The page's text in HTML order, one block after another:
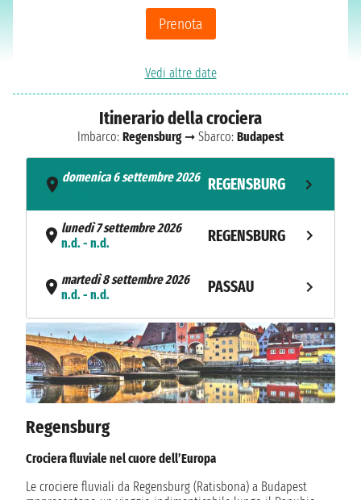
Prenota
Vedi altre date
Itinerario della crociera
Imbarco: Regensburg➞ Sbarco: Budapest
domenica 6 settembre 2026 REGENSBURG
lunedì 7 settembre 2026
n.d. - n.d.
REGENSBURG
martedì 8 settembre 2026
n.d. - n.d.
PASSAU
mercoledì 9 settembre 2026
n.d. - n.d.
MELK
giovedì 10 settembre 2026
n.d. - n.d.
VIENNA
venerdì 11 settembre 2026
sabato 12 settembre 2026
BUDAPEST
Regensburg
Crociera fluviale nel cuore dell’Europa
Le crociere fluviali da Regensburg (Ratisbona) a Budapest